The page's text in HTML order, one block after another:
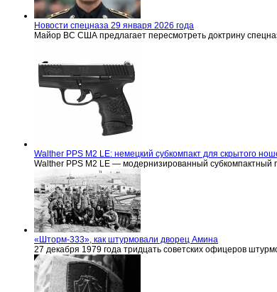
Новости спецназа 29 января 2026 года
Майор ВС США предлагает пересмотреть доктрину
Walther PPS M2 LE: немецкий субкомпакт для скрытого
Walther PPS M2 LE — модернизированный субкомпактный
«Шторм-333», как штурмовали дворец Амина
27 декабря 1979 года тридцать советских офицеров